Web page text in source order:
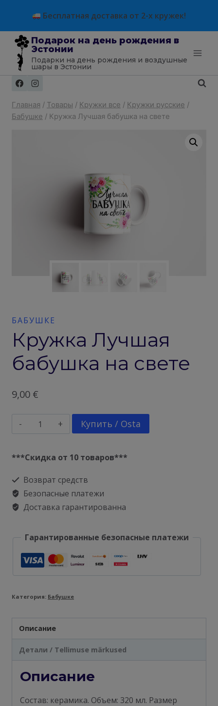
содержимому
Бесплатная доставка от 2-х кружек!
Подарок на день рождения в
Эстонии
Подарки на день рождения и воздушные
шары в Эстонии
Главная / Товары / Кружки все / Кружки русские /
Бабушке / Кружка Лучшая бабушка на свете
БАБУШКЕ
Кружка Лучшая
бабушка на свете
9,00 €
Количество
товара
бабушка
на
Купить / Osta
***Скидка от 10 товаров***
Возврат средств
Безопасные платежи
Доставка гарантированна
Гарантированные безопасные платежи
Категория: Бабушке
Описание
Детали / Tellimuse märkused
Описание
Состав: керамика. Объем: 320 мл. Размер